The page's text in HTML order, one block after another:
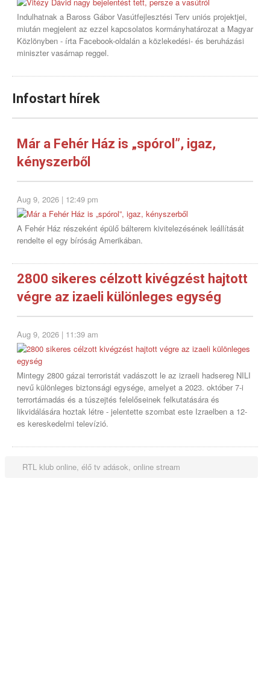
Indulhatnak a Baross Gábor Vasútfejlesztési Terv uniós projektjei,
miután megjelent az ezzel kapcsolatos kormányhatározat a Magyar
Közlönyben - írta Facebook-oldalán a közlekedési- és beruházási
miniszter vasárnap reggel.
Infostart hírek
Már a Fehér Ház is „spórol”, igaz,
kényszerből
Aug 9, 2026 | 12:49 pm
A Fehér Ház részeként épülő bálterem kivitelezésének leállítását
rendelte el egy bíróság Amerikában.
2800 sikeres célzott kivégzést hajtott
végre az izaeli különleges egység
Aug 9, 2026 | 11:39 am
Mintegy 2800 gázai terroristát vadászott le az izraeli hadsereg NILI
nevű különleges biztonsági egysége, amelyet a 2023. október 7-i
terrortámadás és a túszejtés felelőseinek felkutatására és
likvidálására hoztak létre - jelentette szombat este Izraelben a 12-
es kereskedelmi televízió.
RTL klub online, élő tv adások, online stream